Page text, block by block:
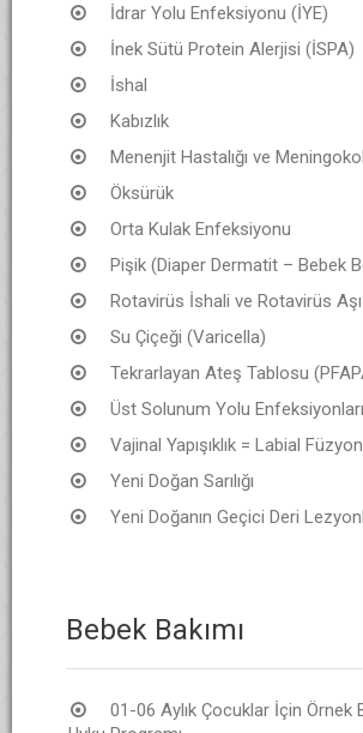
İdrar Yolu Enfeksiyonu (İYE)
İnek Sütü Protein Alerjisi (İSPA)
İshal
Kabızlık
Menenjit Hastalığı ve
Öksürük
Orta Kulak Enfeksiyonu
Pişik (Diaper Dermatit – Bebek
Rotavirüs İshali ve Rotavirüs
Su Çiçeği (Varicella)
Tekrarlayan Ateş Tablosu
Üst Solunum Yolu
Vajinal Yapışıklık = Labial Füzyon
Yeni Doğan Sarılığı
Yeni Doğanın Geçici Deri
Bebek Bakımı
01-06 Aylık Çocuklar İçin Örnek